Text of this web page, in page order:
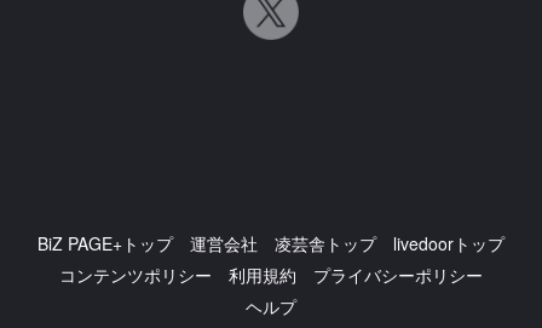
BiZ PAGE+トップ 運営会社 凌芸舎トップ
livedoorトップ
コンテンツポリシー
利用規約
プライバシーポリシー
ヘルプ